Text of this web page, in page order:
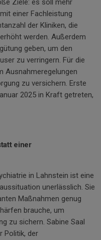
Ziele: es soll mehr
einer Fachleistung
der Kliniken, die
werden. Außerdem
geben, um den
zu verringern. Für die
Ausnahmeregelungen
zu versichern. Erste
2025 in Kraft getreten,
einer
in Lahnstein ist eine
unerlässlich. Sie
Maßnahmen genug
brauche, um
zu sichern. Sabine Saal
Politik, der